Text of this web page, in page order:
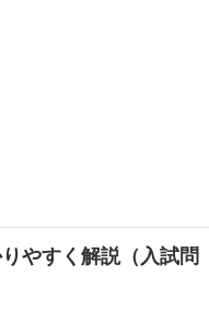
やすく解説（入試問